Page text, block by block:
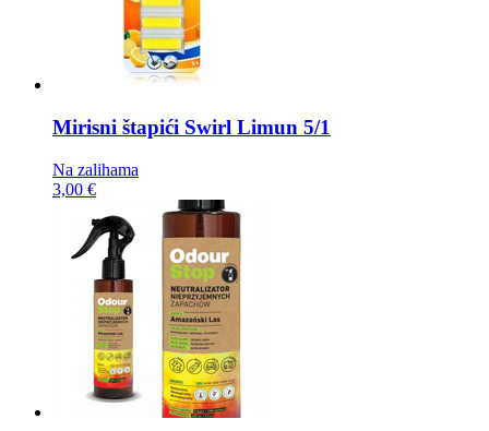
Mirisni štapići Swirl Limun 5/1
Na zalihama
3,00 €